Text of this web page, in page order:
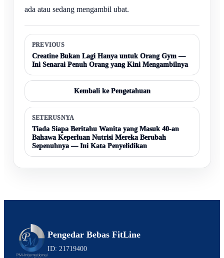
ada atau sedang mengambil ubat.
PREVIOUS
Creatine Bukan Lagi Hanya untuk Orang Gym —
Ini Senarai Penuh Orang yang Kini Mengambilnya
Kembali ke Pengetahuan
SETERUSNYA
Tiada Siapa Beritahu Wanita yang Masuk 40-an
Bahawa Keperluan Nutrisi Mereka Berubah
Sepenuhnya — Ini Kata Penyelidikan
Pengedar Bebas FitLine
ID: 21719400